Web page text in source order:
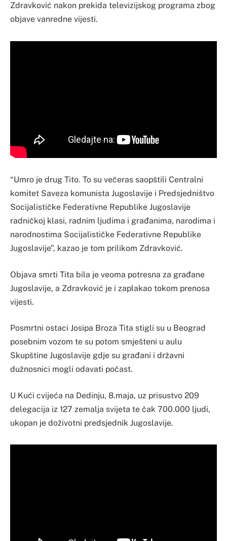
Zdravković nakon prekida televizijskog programa zbog
objave vanredne vijesti.
“Umro je drug Tito. To su večeras saopštili Centralni
komitet Saveza komunista Jugoslavije i Predsjedništvo
Socijalističke Federativne Republike Jugoslavije
radničkoj klasi, radnim ljudima i građanima, narodima i
narodnostima Socijalističke Federativne Republike
Jugoslavije”, kazao je tom prilikom Zdravković.
Objava smrti Tita bila je veoma potresna za građane
Jugoslavije, a Zdravković je i zaplakao tokom prenosa
vijesti.
Posmrtni ostaci Josipa Broza Tita stigli su u Beograd
posebnim vozom te su potom smješteni u aulu
Skupštine Jugoslavije gdje su građani i državni
dužnosnici mogli odavati počast.
U Kući cvijeća na Dedinju, 8.maja, uz prisustvo 209
delegacija iz 127 zemalja svijeta te čak 700.000 ljudi,
ukopan je doživotni predsjednik Jugoslavije.